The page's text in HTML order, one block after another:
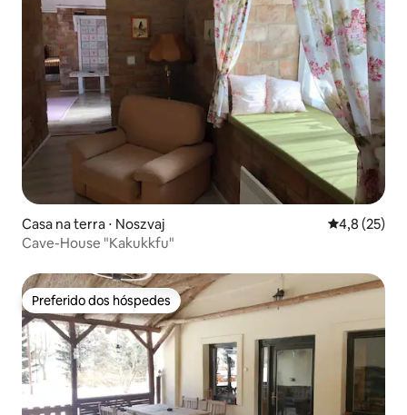
Casa na terra ⋅ Noszvaj 4,8 de uma
4,8 (25)
Cave-House "Kakukkfu"
Preferido dos hóspedes
Preferido dos hóspedes